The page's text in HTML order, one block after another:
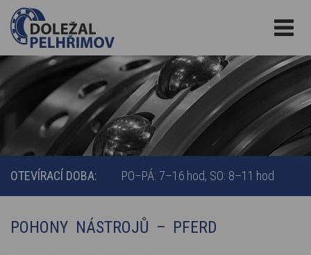
OTEVÍRACÍ DOBA: PO–PÁ: 7–16 hod SO: 8–11 hod
POHONY NÁSTROJŮ – PFERD